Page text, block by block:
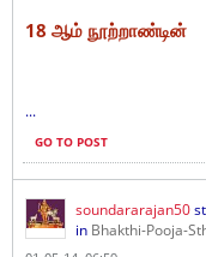
18 ஆம் நூற்றாண்டின்
...
GO TO POST
soundararajan50
in Bhakthi-Pooja-